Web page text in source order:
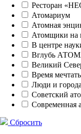
Ресторан
Атомариум
Атомная
Атомщики на
В центре
Вглубь
Великий
Время мечтать
Люди и города
Советский
Современная
Сбросить